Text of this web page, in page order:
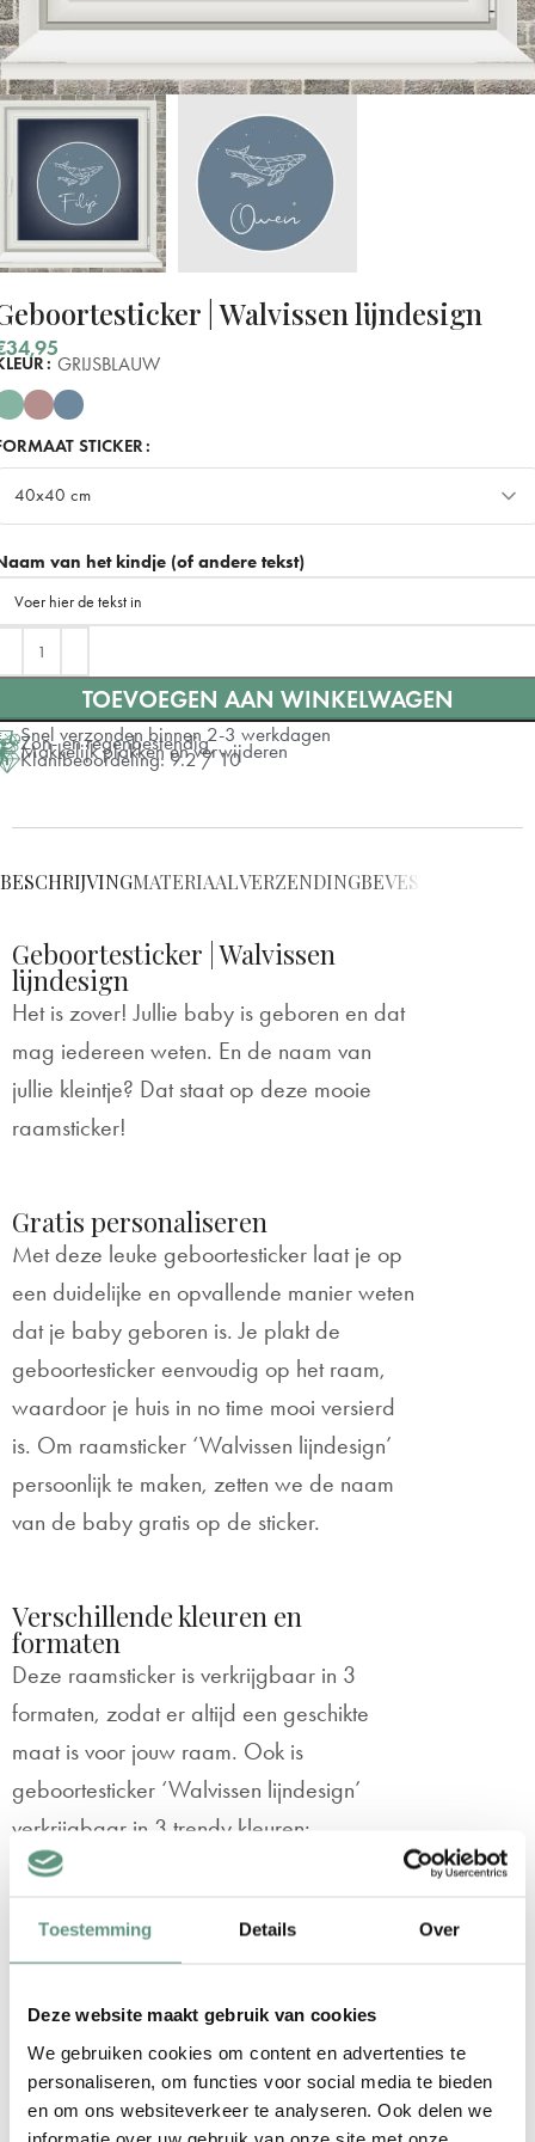
Toestemming Details Over
Deze website maakt gebruik van cookies
We gebruiken cookies om content en advertenties te
personaliseren, om functies voor social media te bieden
en om ons websiteverkeer te analyseren. Ook delen we
informatie over uw gebruik van onze site met onze
| Walvissen lijndesign
34,95
GRIJSBLAUW
STICKER
40x40 cm
40x40 cm
60x60 cm
80x80 cm
100x100 cm + €15
van het kindje (of andere tekst)
TOEVOEGEN AAN WINKELWAGEN
Snel verzonden binnen 2-3 werkdagen
Zon- en regenbestendig
Makkelijk plakken en verwijderen
Klantbeoordeling: 9.2 / 10
BESCHRIJVINGMATERIAALVERZENDINGBEVESTIGING
Geboortesticker | Walvissen
lijndesign
Het is zover! Jullie baby is geboren en dat
mag iedereen weten. En de naam van
jullie kleintje? Dat staat op deze mooie
raamsticker!
Gratis personaliseren
Met deze leuke geboortesticker laat je op
een duidelijke en opvallende manier weten
dat je baby geboren is. Je plakt de
geboortesticker eenvoudig op het raam,
waardoor je huis in no time mooi versierd
is. Om raamsticker ‘Walvissen lijndesign’
persoonlijk te maken, zetten we de naam
van de baby gratis op de sticker.
Verschillende kleuren en
formaten
Deze raamsticker is verkrijgbaar in 3
formaten, zodat er altijd een geschikte
maat is voor jouw raam. Ook is
geboortesticker ‘Walvissen lijndesign’
verkrijgbaar in 3 trendy kleuren:
Oudroze
Grijsblauw
De voordelen van onze
geboortestickers
Makkelijk plakkenzonder luchtbellen
Eenvoudig herpositionerenals de
geboortesticker nog niet helemaal recht